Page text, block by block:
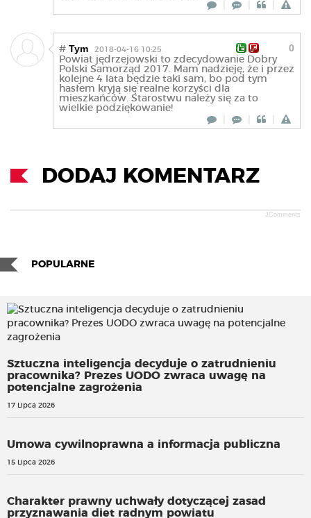
0
# Tym 2018-04-16 10:25
Powiat jędrzejowski to zdecydowanie Dobry
Polski Samorząd 2017. Mam nadzieję, że i przez
kolejne 4 lata będzie taki sam, bo pod tym
hasłem kryją się realne korzyści dla
mieszkańców. Starostwu należy się za to
wielkie podziękowanie!
DODAJ KOMENTARZ
JComments
POPULARNE
Sztuczna inteligencja decyduje o zatrudnieniu
pracownika? Prezes UODO zwraca uwagę na
potencjalne zagrożenia
17 Lipca 2026
Umowa cywilnoprawna a informacja publiczna
15 Lipca 2026
Charakter prawny uchwały dotyczącej zasad
przyznawania diet radnym powiatu